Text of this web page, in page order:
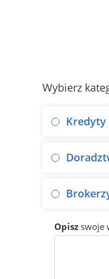
Wybierz
Kredyty
Opisz swoje